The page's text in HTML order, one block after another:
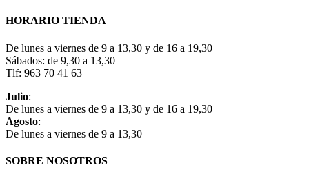
HORARIO TIENDA
De lunes a viernes de 9 a 13,30 y de 16 a 19,30
Sábados: de 9,30 a 13,30
Tlf: 963 70 41 63
Julio:
De lunes a viernes de 9 a 13,30 y de 16 a 19,30
Agosto:
De lunes a viernes de 9 a 13,30
SOBRE NOSOTROS